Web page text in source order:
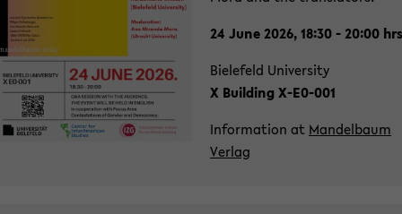
24 June 2026, 18:30 - 20:00 hrs
Bie­le­feld Uni­ver­si­ty
X Buil­ding X-​E0-001
In­for­ma­ti­on at Man­del­baum
Ver­lag